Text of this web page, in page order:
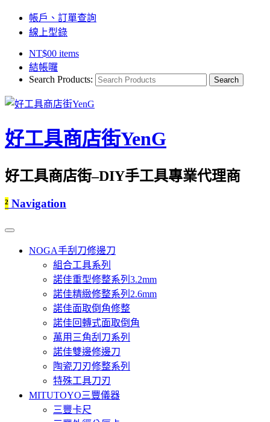
帳戶、訂單查詢
線上型錄
NT$00 items
結帳囉
Search Products:
好工具商店街YenG
好工具商店街–DIY手工具專業代理商
² Navigation
NOGA手刮刀修邊刀
組合工具系列
諾佳重型修整系列3.2mm
諾佳精緻修整系列2.6mm
諾佳面取倒角修整
諾佳回轉式面取倒角
萬用三角刮刀系列
諾佳雙邊修邊刀
陶瓷刀刃修整系列
特殊工具刀刃
MITUTOYO三豐儀器
三豐卡尺